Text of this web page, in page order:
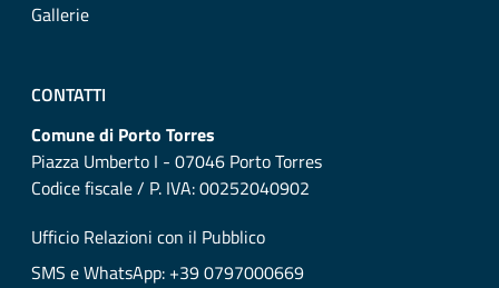
Gallerie
CONTATTI
Comune di Porto Torres
Piazza Umberto I - 07046 Porto Torres
Codice fiscale / P. IVA: 00252040902
Ufficio Relazioni con il Pubblico
SMS e WhatsApp: +39 0797000669